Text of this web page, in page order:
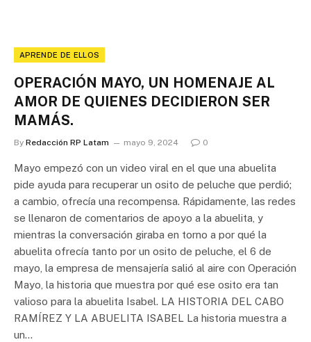
APRENDE DE ELLOS
OPERACIÓN MAYO, UN HOMENAJE AL
AMOR DE QUIENES DECIDIERON SER
MAMÁS.
By Redacción RP Latam mayo 9, 2024 0
Mayo empezó con un video viral en el que una abuelita
pide ayuda para recuperar un osito de peluche que perdió;
a cambio, ofrecía una recompensa. Rápidamente, las redes
se llenaron de comentarios de apoyo a la abuelita, y
mientras la conversación giraba en torno a por qué la
abuelita ofrecía tanto por un osito de peluche, el 6 de
mayo, la empresa de mensajería salió al aire con Operación
Mayo, la historia que muestra por qué ese osito era tan
valioso para la abuelita Isabel. LA HISTORIA DEL CABO
RAMÍREZ Y LA ABUELITA ISABEL La historia muestra a
un…